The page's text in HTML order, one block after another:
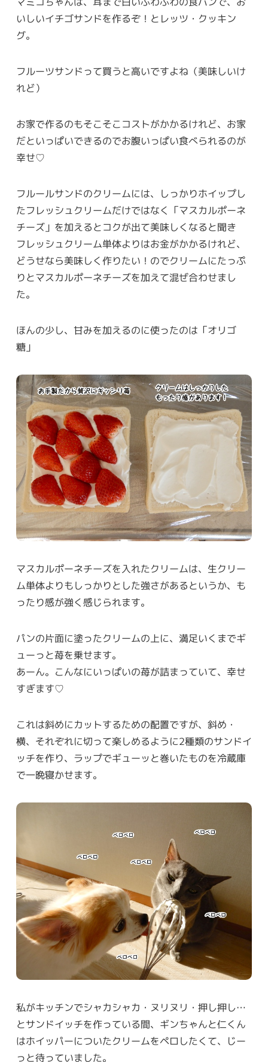
いしいイチゴサンドを作るぞ！とレッツ・クッキン
グ。
フルーツサンドって買うと高いですよね（美味しいけ
れど）
お家で作るのもそこそこコストがかかるけれど、お家
だといっぱいできるのでお腹いっぱい食べられるのが
幸せ♡
フルールサンドのクリームには、しっかりホイップし
たフレッシュクリームだけではなく「マスカルポーネ
チーズ」を加えるとコクが出て美味しくなると聞き
フレッシュクリーム単体よりはお金がかかるけれど、
どうせなら美味しく作りたい！のでクリームにたっぷ
りとマスカルポーネチーズを加えて混ぜ合わせまし
た。
ほんの少し、甘みを加えるのに使ったのは「オリゴ
糖」
マスカルポーネチーズを入れたクリームは、生クリー
ム単体よりもしっかりとした強さがあるというか、も
ったり感が強く感じられます。
パンの片面に塗ったクリームの上に、満足いくまでギ
ューっと苺を乗せます。
あーん。こんなにいっぱいの苺が詰まっていて、幸せ
すぎます♡
これは斜めにカットするための配置ですが、斜め・
横、それぞれに切って楽しめるように2種類のサンドイ
ッチを作り、ラップでギューッと巻いたものを冷蔵庫
で一晩寝かせます。
私がキッチンでシャカシャカ・ヌリヌリ・押し押し…
とサンドイッチを作っている間、ギンちゃんと仁くん
はホイッパーについたクリームをペロしたくて、じー
っと待っていました。